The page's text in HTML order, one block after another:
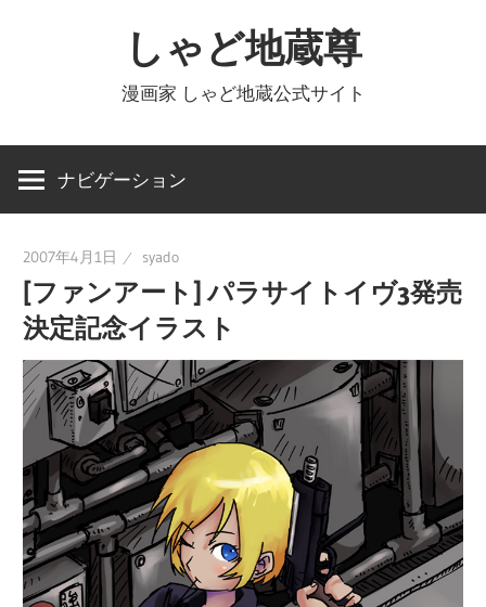
ツ
しゃど地蔵尊
漫画家 しゃど地蔵公式サイト
ナビゲーション
2007年4月1日 syado
[ファンアート] パラサイトイヴ3発売
決定記念イラスト